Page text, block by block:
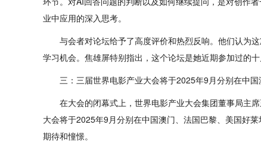
业中应用的深入思考。
与会者对论坛给予了高度评价和热烈反响。他们认为
学习机会。焦雄屏特别指出，这个论坛是她近期参加过的十
三：三届世界电影产业大会将于2025年9月分别在中
在大会的闭幕式上，世界电影产业大会集团董事局主
大会将于2025年9月分别在中国澳门、法国巴黎、美国好
期待和憧憬。